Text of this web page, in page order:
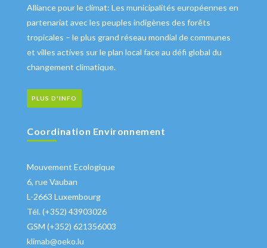
Alliance pour le climat: Les municipalités européennes en
partenariat avec les peuples indigènes des forêts
tropicales – le plus grand réseau mondial de communes
et villes actives sur le plan local face au défi global du
changement climatique.
PLUS D'INFO
Coordination Environnement
Mouvement Ecologique
6, rue Vauban
L-2663 Luxembourg
Tél. (+352) 43903026
GSM (+352) 621356003
klimab@oeko.lu